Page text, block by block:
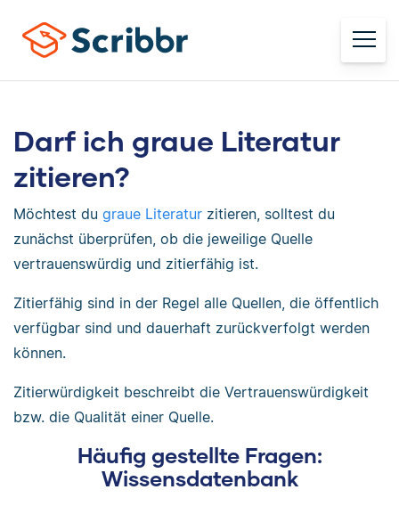
Darf ich graue Literatur
zitieren?
Möchtest du graue Literatur zitieren, solltest du
zunächst überprüfen, ob die jeweilige Quelle
vertrauenswürdig und zitierfähig ist.
Zitierfähig sind in der Regel alle Quellen, die öffentlich
verfügbar sind und dauerhaft zurückverfolgt werden
können.
Zitierwürdigkeit beschreibt die Vertrauenswürdigkeit
bzw. die Qualität einer Quelle.
Häufig gestellte Fragen:
Wissensdatenbank